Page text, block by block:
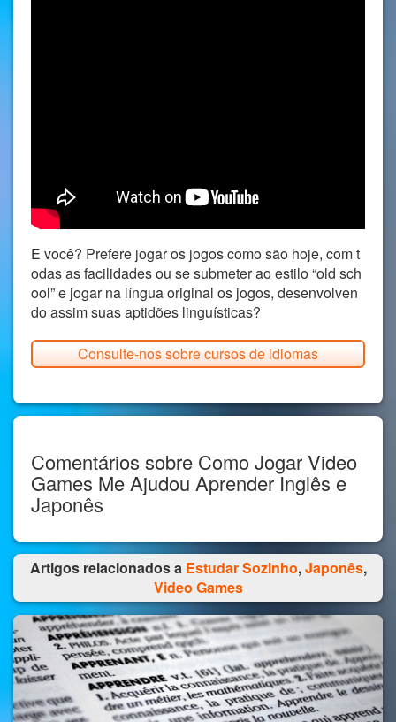
E você? Prefere jogar os jogos como são hoje, com t
odas as facilidades ou se submeter ao estilo “old sch
ool” e jogar na língua original os jogos, desenvolven
do assim suas aptidões linguísticas?
Consulte-nos sobre cursos de idiomas
Comentários sobre Como Jogar Video
Games Me Ajudou Aprender Inglês e
Japonês
Artigos relacionados a Estudar Sozinho,Japonês,
Video Games